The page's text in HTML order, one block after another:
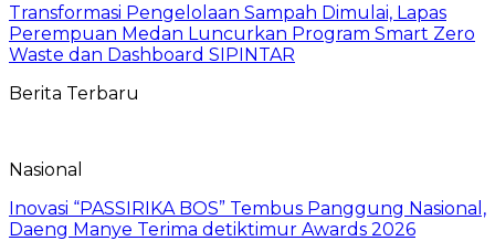
Transformasi Pengelolaan Sampah Dimulai, Lapas
Perempuan Medan Luncurkan Program Smart Zero
Waste dan Dashboard SIPINTAR
Berita Terbaru
Nasional
Inovasi “PASSIRIKA BOS” Tembus Panggung Nasional,
Daeng Manye Terima detiktimur Awards 2026